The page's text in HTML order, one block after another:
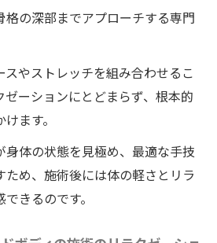
格の深部までアプローチする専門
スやストレッチを組み合わせるこ
ゼーションにとどまらず、根本的
ます。
身体の状態を見極め、最適な手技
ため、施術後には体の軽さとリラ
きるのです。